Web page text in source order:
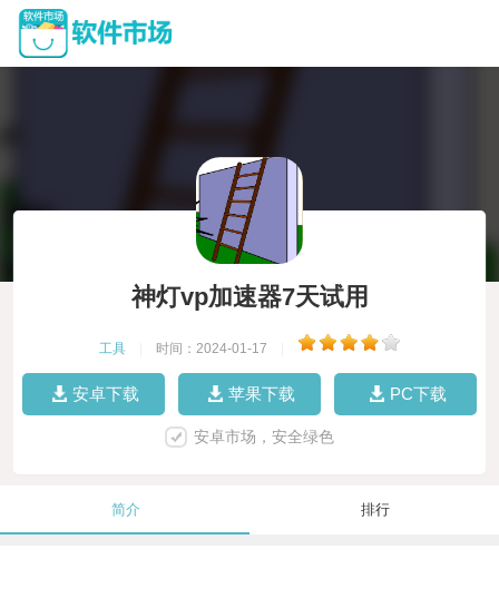
神灯vp加速器7天试用
工具 时间：2024-01-17
安卓下载 苹果下载 PC下载
安卓市场，安全绿色
简介 排行